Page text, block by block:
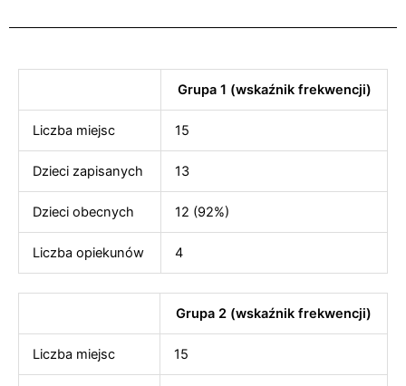
Grupa 1 (wskaźnik frekwencji)
Liczba miejsc 15
Dzieci zapisanych 13
Dzieci obecnych 12 (92%)
Liczba opiekunów 4
Grupa 2 (wskaźnik frekwencji)
Liczba miejsc 15